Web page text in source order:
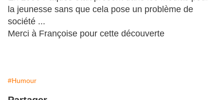
la jeunesse sans que cela pose un problème de
société ...
Merci à Françoise pour cette découverte
#Humour